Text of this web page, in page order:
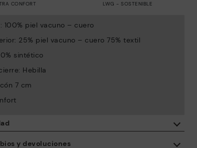
CONFORT LWG - SOSTENIBLE
100% piel vacuno – cuero
25% piel vacuno – cuero 75% textil
sintético
Hebilla
7 cm
y devoluciones
compra de este producto, estás apoyando la fabricación